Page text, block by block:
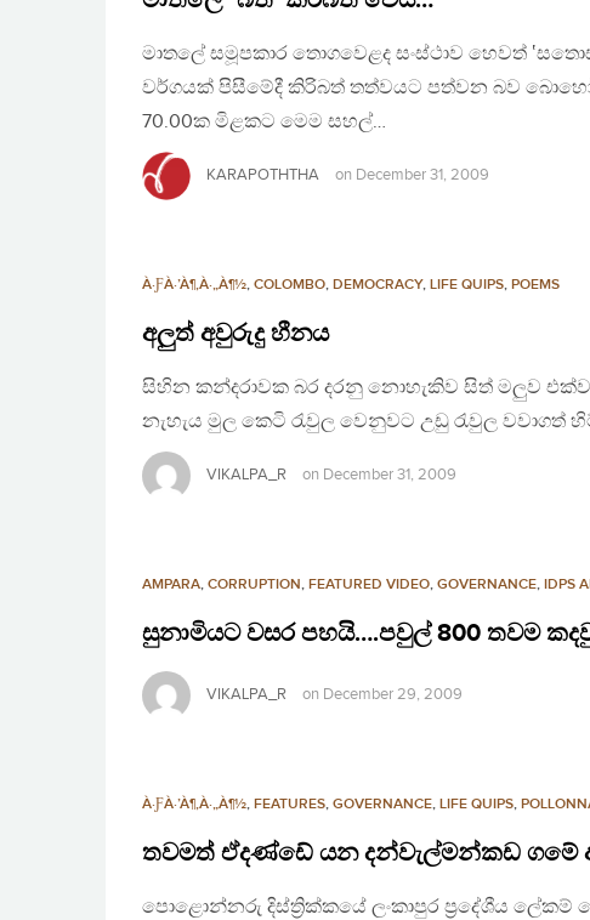
මාතලේ සමූපකාර තොගවෙළද සංස්ථාව හෙවත්
වර්ගයක් පිසීමේදී කිරිබත් තත්වයට පත්වන බව
70.00ක මිළකට මෙම සහල්…
KARAPOTHTHA on December 31, 2009
À·ƑÀ·’À¶‚À·„À¶½, COLOMBO, DEMOCRACY, LIFE QUIPS, POEMS
අලුත් අවුරුදු හීනය
සිහින කන්දරාවක බර දරනු නොහැකිව සිත් මලුව
නැහැය මුල කෙටි රැවුල වෙනුවට උඩු රැවුල වවාගත්
VIKALPA_R on December 31, 2009
AMPARA, CORRUPTION, FEATURED VIDEO, GOVERNANCE, IDPS
සුනාමියට වසර පහයි….පවුල් 800 තවම
VIKALPA_R on December 29, 2009
À·ƑÀ·’À¶‚À·„À¶½, FEATURES, GOVERNANCE, LIFE QUIPS,
තවමත් ඒදණ්ඩේ යන දන්වැල්මන්කඩ ගමේ
පොළොන්නරු දිස්ත්‍රික්කයේ ලංකාපුර ප්‍රදේශීය ලේකම්